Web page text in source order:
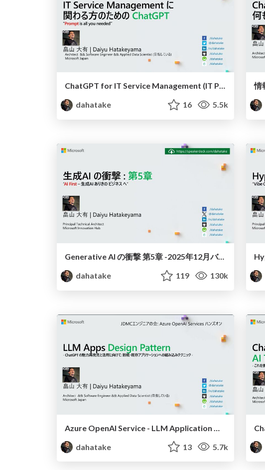
ChatGPT for IT Service Management (IT Pro)
dahatake
16 5.5k
Generative AI の衝撃 第5章 -2025年12月バージョン-
dahatake
119 130k
dahatake
13 5.7k